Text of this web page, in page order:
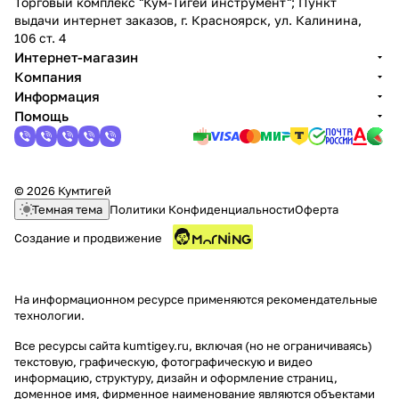
выдачи интернет заказов, г. Красноярск, ул. Калинина,
106 ст. 4
Интернет-магазин
Компания
Информация
Помощь
© 2026 Кумтигей
Темная тема Политики КонфиденциальностиОферта
Создание и продвижение
На информационном ресурсе применяются рекомендательные
технологии.
Все ресурсы сайта kumtigey.ru, включая (но не ограничиваясь)
текстовую, графическую, фотографическую и видео
информацию, структуру, дизайн и оформление страниц,
доменное имя, фирменное наименование являются объектами